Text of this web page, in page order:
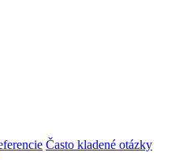
Často kladené otázky